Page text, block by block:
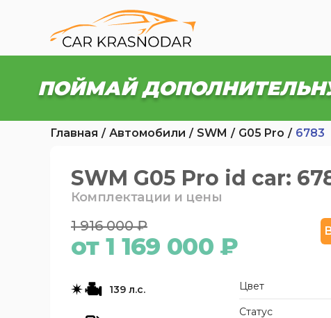
ПОЙМАЙ
Главная Автомобили SWM G05 Pro 6783
SWM G05 Pro id car:
Комплектации и цены
1 916 000 ₽
от 1 169 000 ₽
139 л.с. Цвет
Статус